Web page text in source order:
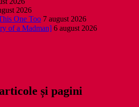
2026
One Too 7 august 2026
of a Madman] 6 august 2026
și pagini